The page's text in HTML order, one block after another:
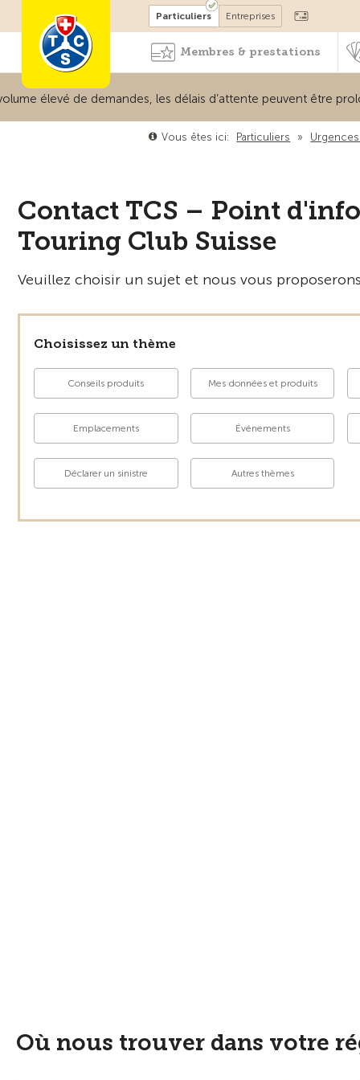
Devenir membre
Particuliers Entreprises
Membres & prestations
élevé de demandes, les délais d’attente peuvent être
Vous êtes ici: Particuliers »
Contact TCS – Point
Touring Club Suisse
Veuillez choisir un sujet et nous vous
Choisissez un thème
Conseils produits Mes données et produits
Emplacements Événements
Déclarer un sinistre Autres thèmes
Où nous trouver dans votre